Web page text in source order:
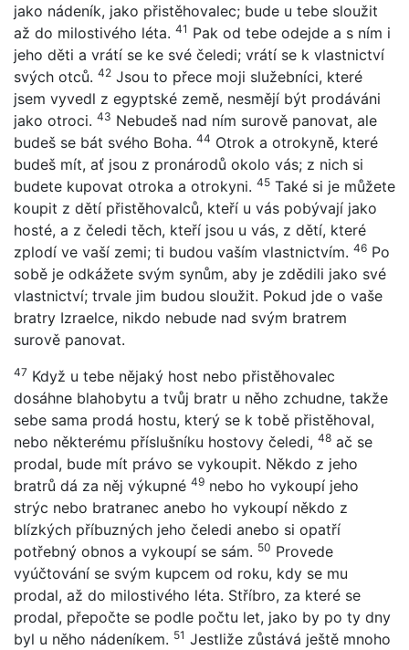
jako nádeník, jako přistěhovalec; bude u tebe sloužit
až do milostivého léta. 41 Pak od tebe odejde a s ním i
jeho děti a vrátí se ke své čeledi; vrátí se k vlastnictví
svých otců. 42 Jsou to přece moji služebníci, které
jsem vyvedl z egyptské země, nesmějí být prodáváni
jako otroci. 43 Nebudeš nad ním surově panovat, ale
budeš se bát svého Boha. 44 Otrok a otrokyně, které
budeš mít, ať jsou z pronárodů okolo vás; z nich si
budete kupovat otroka a otrokyni. 45 Také si je můžete
koupit z dětí přistěhovalců, kteří u vás pobývají jako
hosté, a z čeledi těch, kteří jsou u vás, z dětí, které
zplodí ve vaší zemi; ti budou vaším vlastnictvím. 46 Po
sobě je odkážete svým synům, aby je zdědili jako své
vlastnictví; trvale jim budou sloužit. Pokud jde o vaše
bratry Izraelce, nikdo nebude nad svým bratrem
surově panovat.
47 Když u tebe nějaký host nebo přistěhovalec
dosáhne blahobytu a tvůj bratr u něho zchudne, takže
sebe sama prodá hostu, který se k tobě přistěhoval,
nebo některému příslušníku hostovy čeledi, 48 ač se
prodal, bude mít právo se vykoupit. Někdo z jeho
bratrů dá za něj výkupné 49 nebo ho vykoupí jeho
strýc nebo bratranec anebo ho vykoupí někdo z
blízkých příbuzných jeho čeledi anebo si opatří
potřebný obnos a vykoupí se sám. 50 Provede
vyúčtování se svým kupcem od roku, kdy se mu
prodal, až do milostivého léta. Stříbro, za které se
prodal, přepočte se podle počtu let, jako by po ty dny
byl u něho nádeníkem. 51 Jestliže zůstává ještě mnoho